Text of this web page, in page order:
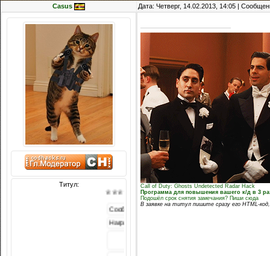
Casus Дата: Четверг, 14.02.2013, 14:05 |
Титул:
♕♕♕♕♕♕꧁꧂♕♕♕♕♕♕
Call of Duty: Ghosts Undetected Radar Hack
Программа для повышения вашего к/д в 3
Подошёл срок снятия замечания? Пиши сюда
В заявке на титул пишите сразу его HTML-